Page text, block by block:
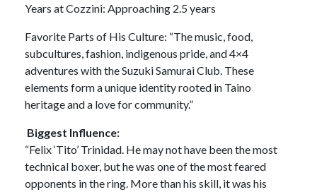
Years at Cozzini: Approaching 2.5 years
Favorite Parts of His Culture: “The music, food,
subcultures, fashion, indigenous pride, and 4×4
adventures with the Suzuki Samurai Club. These
elements form a unique identity rooted in Taino
heritage and a love for community.”
Biggest Influence:
“Felix ‘Tito’ Trinidad. He may not have been the most
technical boxer, but he was one of the most feared
opponents in the ring. More than his skill, it was his